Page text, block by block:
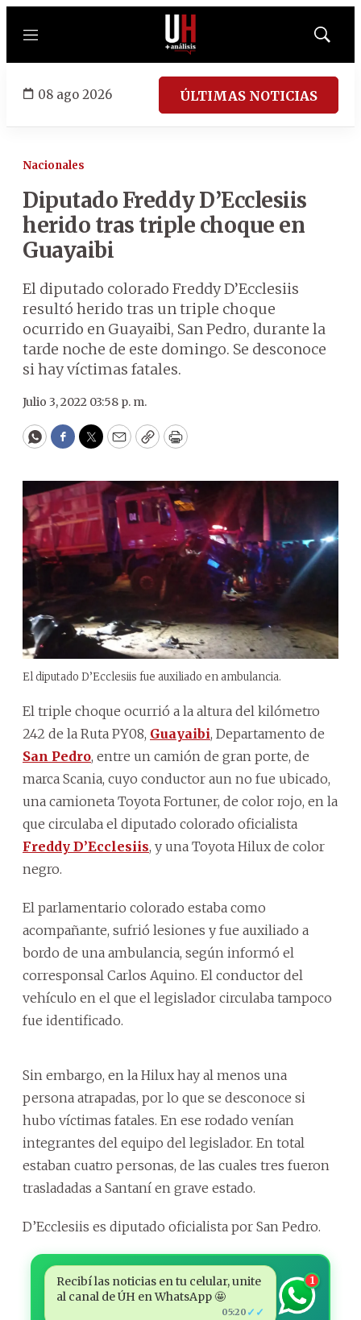
Menú
Mostrar
08 ago 2026 ÚLTIMAS NOTICIAS
Nacionales
Diputado Freddy D’Ecclesiis
herido tras triple choque en
Guayaibi
El diputado colorado Freddy D’Ecclesiis
resultó herido tras un triple choque
ocurrido en Guayaibi, San Pedro, durante la
tarde noche de este domingo. Se desconoce
si hay víctimas fatales.
Julio 3, 2022 03:58 p. m.
WhatsApp
Facebook
Twitter
EmailCopyPrint
El diputado D’Ecclesiis fue auxiliado en ambulancia.
El triple choque ocurrió a la altura del kilómetro
242 de la Ruta PY08, Guayaibi, Departamento de
San Pedro, entre un camión de gran porte, de
marca Scania, cuyo conductor aun no fue ubicado,
una camioneta Toyota Fortuner, de color rojo, en la
que circulaba el diputado colorado oficialista
Freddy D’Ecclesiis, y una Toyota Hilux de color
negro.
El parlamentario colorado estaba como
acompañante, sufrió lesiones y fue auxiliado a
bordo de una ambulancia, según informó el
corresponsal Carlos Aquino. El conductor del
vehículo en el que el legislador circulaba tampoco
fue identificado.
Sin embargo, en la Hilux hay al menos una
persona atrapadas, por lo que se desconoce si
hubo víctimas fatales. En ese rodado venían
integrantes del equipo del legislador. En total
estaban cuatro personas, de las cuales tres fueron
trasladadas a Santaní en grave estado.
D’Ecclesiis es diputado oficialista por San Pedro.
Recibí las noticias en tu celular, unite
al canal de ÚH en WhatsApp 🤩
05:20 ✓✓
1